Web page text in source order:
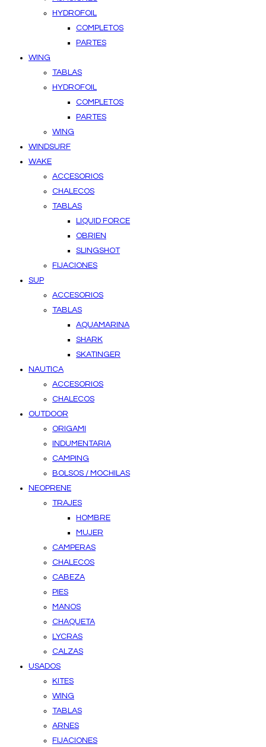
HYDROFOIL
COMPLETOS
PARTES
WING
TABLAS
HYDROFOIL
COMPLETOS
PARTES
WING
WINDSURF
WAKE
ACCESORIOS
CHALECOS
TABLAS
LIQUID FORCE
OBRIEN
SLINGSHOT
FIJACIONES
SUP
ACCESORIOS
TABLAS
AQUAMARINA
SHARK
SKATINGER
NAUTICA
ACCESORIOS
CHALECOS
OUTDOOR
ORIGAMI
INDUMENTARIA
CAMPING
BOLSOS / MOCHILAS
NEOPRENE
TRAJES
HOMBRE
MUJER
CAMPERAS
CHALECOS
CABEZA
PIES
MANOS
CHAQUETA
LYCRAS
CALZAS
USADOS
KITES
WING
TABLAS
ARNES
FIJACIONES